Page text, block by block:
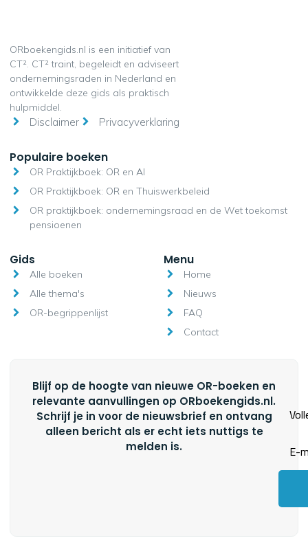
ORboekengids.nl is een initiatief van
CT². CT² traint, begeleidt en adviseert
ondernemingsraden in Nederland en
ontwikkelde deze gids als praktisch
hulpmiddel.
Disclaimer Privacyverklaring
Populaire boeken
OR Praktijkboek: OR en AI
OR Praktijkboek: OR en Thuiswerkbeleid
OR praktijkboek: ondernemingsraad en de Wet toekomst
pensioenen
Gids
Alle boeken
Alle thema's
OR-begrippenlijst
Menu
Home
Nieuws
FAQ
Contact
Blijf op de hoogte van nieuwe OR-boeken en
relevante aanvullingen op ORboekengids.nl.
Schrijf je in voor de nieuwsbrief en ontvang
alleen bericht als er echt iets nuttigs te
melden is.